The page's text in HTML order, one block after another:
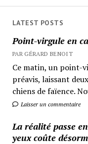
LATEST POSTS
Point-virgule en
PAR GÉRARD BENOIT
Ce matin, un point-
préavis, laissant
chiens de faïence.
Laisser un commentaire
La réalité passe
yeux coûte